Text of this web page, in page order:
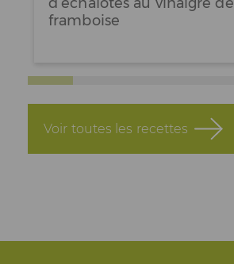
framboise
Voir toutes les recettes